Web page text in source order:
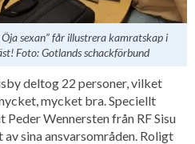
sexan” får illustrera kamratskap i
Foto: Gotlands schackförbund
deltog 22 personer, vilket
mycket bra. Speciellt
Wennersten från RF Sisu
sina ansvarsområden. Roligt